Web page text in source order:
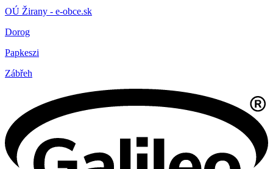
OÚ Žirany - e-obce.sk
Dorog
Papkeszi
Zábřeh